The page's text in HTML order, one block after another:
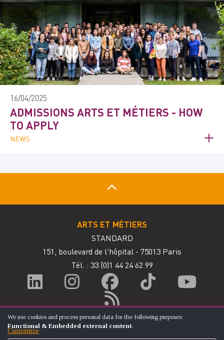
16/04/2025
ADMISSIONS ARTS ET MÉTIERS - HOW
TO APPLY
NEWS
ARTS ET MÉTIERS
STANDARD
151, boulevard de l'hôpital - 75013 Paris
Tél. : 33 (0)1 44 24 62 99
USE
OF
PERSONAL
We use cookies and process personal data for the following purposes:
Functional & Embedded external content.
Customize